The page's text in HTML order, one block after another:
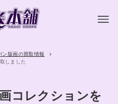
版画の買取情報
しました
コレクションを